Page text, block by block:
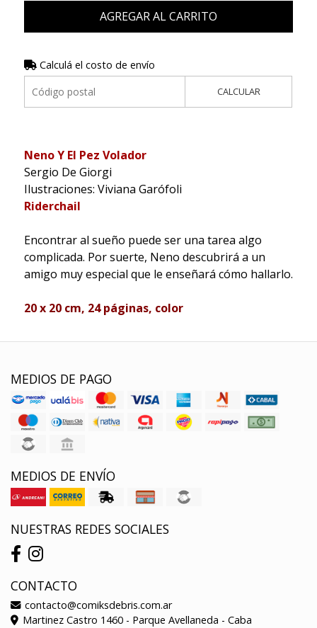
AGREGAR AL CARRITO
Calculá el costo de envío
CALCULAR
Neno Y El Pez Volador
Sergio De Giorgi
Ilustraciones: Viviana Garófoli
Riderchail
Encontrar al sueño puede ser una tarea algo
complicada. Por suerte, Neno descubrirá a un
amigo muy especial que le enseñará cómo hallarlo.
20 x 20 cm, 24 páginas, color
MEDIOS DE PAGO
MEDIOS DE ENVÍO
NUESTRAS REDES SOCIALES
CONTACTO
contacto@comiksdebris.com.ar
Martinez Castro 1460 - Parque Avellaneda - Caba